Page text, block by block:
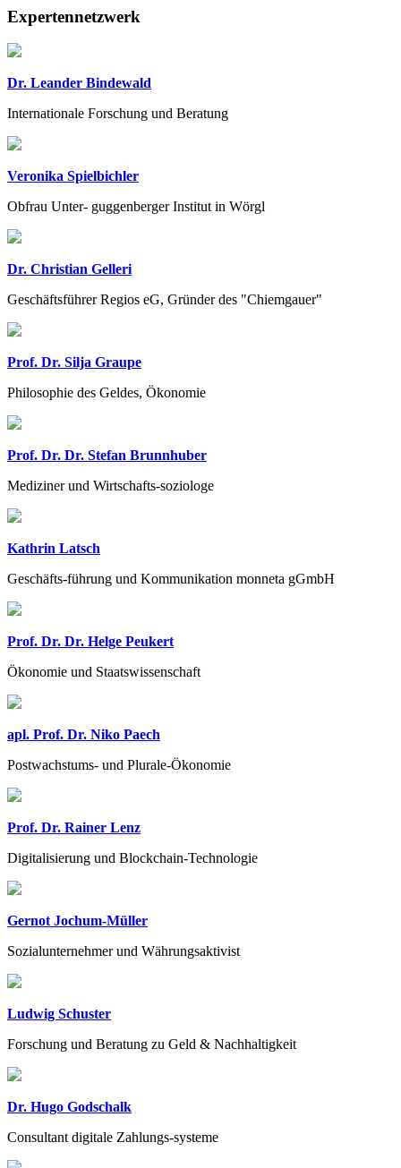
Expertennetzwerk
Dr. Leander Bindewald
Internationale Forschung und Beratung
Veronika Spielbichler
Obfrau Unter- guggenberger Institut in Wörgl
Dr. Christian Gelleri
Geschäftsführer Regios eG, Gründer des "Chiemgauer"
Prof. Dr. Silja Graupe
Philosophie des Geldes, Ökonomie
Prof. Dr. Dr. Stefan Brunnhuber
Mediziner und Wirtschafts-soziologe
Kathrin Latsch
Geschäfts-führung und Kommunikation monneta gGmbH
Prof. Dr. Dr. Helge Peukert
Ökonomie und Staatswissenschaft
apl. Prof. Dr. Niko Paech
Postwachstums- und Plurale-Ökonomie
Prof. Dr. Rainer Lenz
Digitalisierung und Blockchain-Technologie
Gernot Jochum-Müller
Sozialunternehmer und Währungsaktivist
Ludwig Schuster
Forschung und Beratung zu Geld & Nachhaltigkeit
Dr. Hugo Godschalk
Consultant digitale Zahlungs-systeme